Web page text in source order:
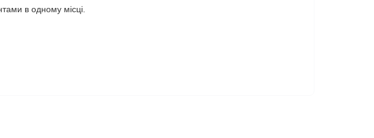
в одному місці.